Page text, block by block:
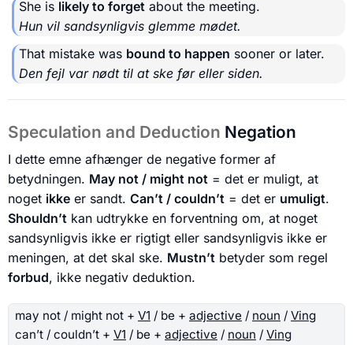
She is likely to forget about the meeting.
Hun vil sandsynligvis glemme mødet.
That mistake was bound to happen sooner or later.
Den fejl var nødt til at ske før eller siden.
Speculation and Deduction Negation
I dette emne afhænger de negative former af
betydningen. May not / might not = det er muligt, at
noget ikke er sandt. Can’t / couldn’t = det er umuligt.
Shouldn’t kan udtrykke en forventning om, at noget
sandsynligvis ikke er rigtigt eller sandsynligvis ikke er
meningen, at det skal ske. Mustn’t betyder som regel
forbud, ikke negativ deduktion.
may not / might not + V1 / be + adjective / noun / Ving
can’t / couldn’t + V1 / be + adjective / noun / Ving